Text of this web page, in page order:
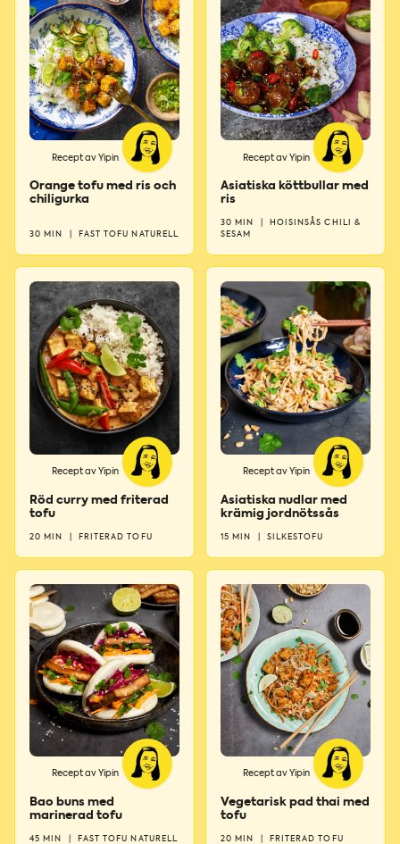
Recept av Yipin
Orange tofu med ris och
chiligurka
30 MIN FAST TOFU NATURELL
Recept av Yipin
Asiatiska köttbullar med
ris
30 MIN
HOISINSÅS CHILI &
SESAM
Recept av Yipin
Röd curry med friterad
tofu
20 MIN FRITERAD TOFU
Recept av Yipin
Asiatiska nudlar med
krämig jordnötssås
15 MIN SILKESTOFU
Recept av Yipin
Bao buns med
marinerad tofu
45 MIN FAST TOFU NATURELL
Recept av Yipin
Vegetarisk pad thai med
tofu
20 MIN FRITERAD TOFU